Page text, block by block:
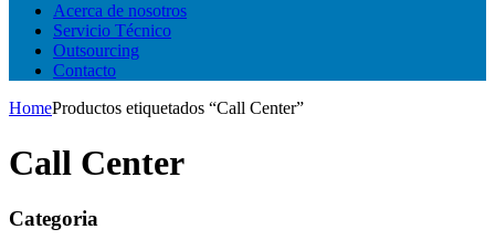
Acerca de nosotros
Servicio Técnico
Outsourcing
Contacto
HomeProductos etiquetados “Call Center”
Call Center
Categoria